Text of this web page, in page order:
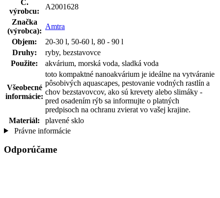
Č.
výrobcu:
A2001628
Značka
(výrobca):
Amtra
Objem:
20-30 l, 50-60 l, 80 - 90 l
Druhy:
ryby, bezstavovce
Použite:
akvárium, morská voda, sladká voda
Všeobecné
informácie:
toto kompaktné nanoakvárium je ideálne na vytváranie
pôsobivých aquascapes, pestovanie vodných rastlín a
chov bezstavovcov, ako sú krevety alebo slimáky -
pred osadením rýb sa informujte o platných
predpisoch na ochranu zvierat vo vašej krajine.
Materiál:
plavené sklo
Právne informácie
Odporúčame